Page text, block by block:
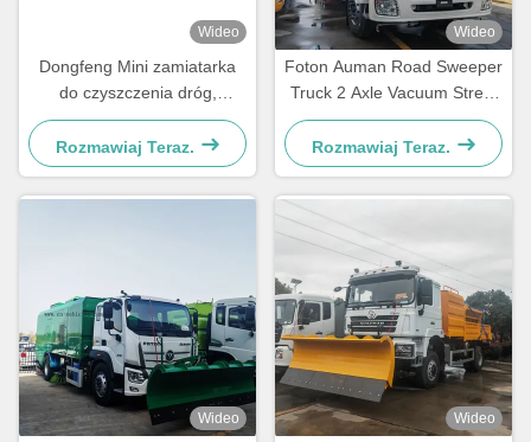
Wideo
Dongfeng Mini zamiatarka
do czyszczenia dróg,
odkurzacz, cysterna ze
spryskiwaczem
Rozmawiaj Teraz.
Wideo
Foton Auman Road Sweeper
Truck 2 Axle Vacuum Street
Sweeper Truck
Rozmawiaj Teraz.
Wideo Wideo